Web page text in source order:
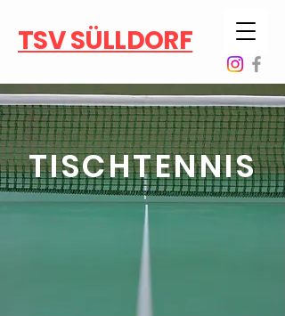
TSV SÜLLDORF
TISCHTENNIS